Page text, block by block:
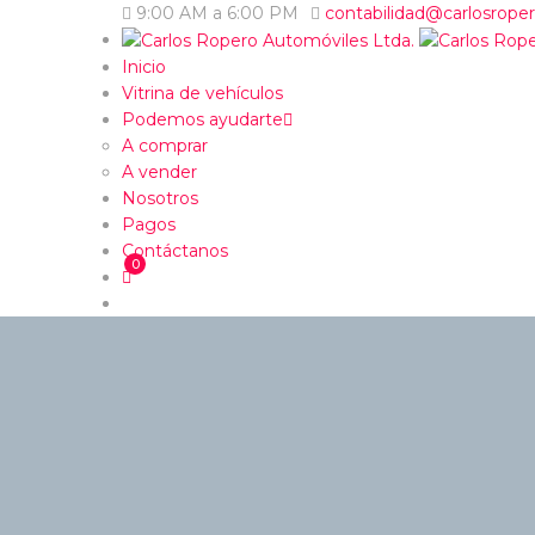
9:00 AM a 6:00 PM
Inicio
Vitrina de vehículos
Podemos ayudarte
A comprar
A vender
Nosotros
Pagos
Contáctanos
0